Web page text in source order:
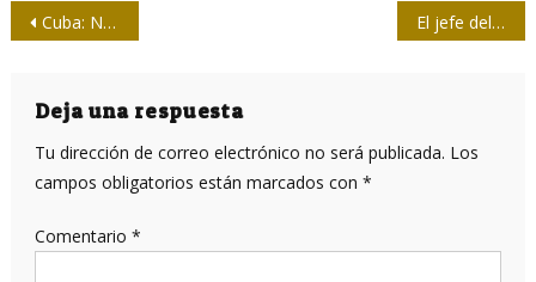
Navegación
entradas
Cuba: Nuevo antiviral CIGB-300 muestra resultados alentadores para tratar la COVID- 19 El jefe del gabinete de la Casa Blanca dice que EEUU celebrará elecciones el 3 de noviembre
Deja una respuesta
Tu dirección de correo electrónico no será publicada. Los
campos obligatorios están marcados con *
Comentario *